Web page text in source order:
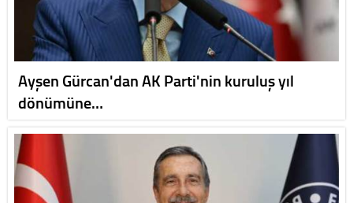
Ayşen Gürcan'dan AK Parti'nin kuruluş yıl
dönümüne…